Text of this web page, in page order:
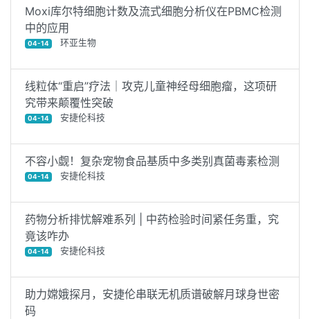
Moxi库尔特细胞计数及流式细胞分析仪在PBMC检测
中的应用
04-14 环亚生物
线粒体“重启”疗法｜攻克儿童神经母细胞瘤，这项研
究带来颠覆性突破
04-14 安捷伦科技
不容小觑！复杂宠物食品基质中多类别真菌毒素检测
04-14 安捷伦科技
药物分析排忧解难系列 | 中药检验时间紧任务重，究
竟该咋办
04-14 安捷伦科技
助力嫦娥探月，安捷伦串联无机质谱破解月球身世密
码